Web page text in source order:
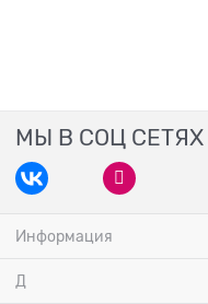
МЫ В СОЦ СЕТЯХ
Информация
Д